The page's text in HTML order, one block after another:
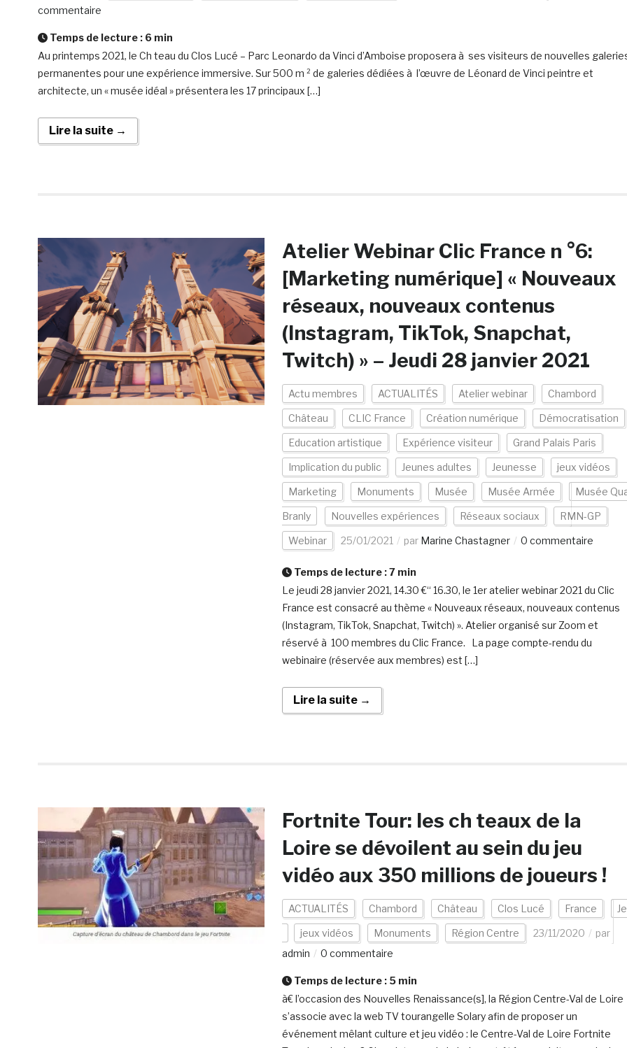
commentaire
Temps de lecture : 6 min
Au printemps 2021, le Ch teau du Clos Lucé – Parc Leonardo da Vinci d’Amboise proposera à ses visiteurs de nouvelles
permanentes pour une expérience immersive. Sur 500 m ² de galeries dédiées à l’œuvre de Léonard de Vinci peintre et
architecte, un « musée idéal » présentera les 17 principaux […]
Lire la suite →
Atelier Webinar Clic France n °6:
[Marketing numérique] « Nouveaux
réseaux, nouveaux contenus
(Instagram, TikTok, Snapchat,
Twitch) » – Jeudi 28 janvier 2021
Actu membres ACTUALITÉS Atelier webinar Chambord
Château CLIC France Création numérique Démocratisation
Education artistique Expérience visiteur Grand Palais Paris
Implication du public Jeunes adultes Jeunesse jeux vidéos
Marketing Monuments Musée Musée Armée Musée
Branly Nouvelles expériences Réseaux sociaux RMN-GP
Webinar 25/01/2021 par Marine Chastagner 0 commentaire
Temps de lecture :7 min
Le jeudi 28 janvier 2021, 14.30 €“ 16.30, le 1er atelier webinar 2021 du Clic
France est consacré au thème « Nouveaux réseaux, nouveaux contenus
(Instagram, TikTok, Snapchat, Twitch) ». Atelier organisé sur Zoom et
réservé à 100 membres du Clic France. La page compte-rendu du
webinaire (réservée aux membres) est […]
Lire la suite →
Fortnite Tour: les ch teaux de la
Loire se dévoilent au sein du jeu
vidéo aux 350 millions de joueurs !
ACTUALITÉS Chambord Château Clos Lucé France
jeux vidéos Monuments Région Centre 23/11/2020
par
admin
0 commentaire
Temps de lecture : 5 min
à€ l’occasion des Nouvelles Renaissance(s], la Région Centre-Val de Loire
s’associe avec la web TV tourangelle Solary afin de proposer un
événement mêlant culture et jeu vidéo : le Centre-Val de Loire Fortnite